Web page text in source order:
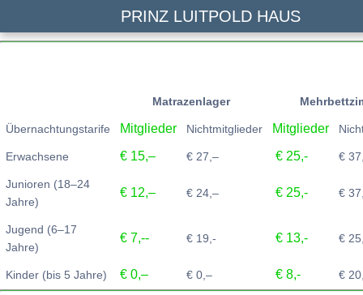
PRINZ LUITPOLD HAUS
Matrazenlager
Übernachtungstarife Mitglieder Nichtmitglieder Mitglieder
Erwachsene € 15,– € 27,– € 25,- €
Junioren (18–24
Jahre)
€ 12,– € 24,– € 25,- €
Jugend (6–17
Jahre)
€ 7,-- € 19,- € 13,- €
Kinder (bis 5 Jahre) € 0,– € 0,– € 8,- €